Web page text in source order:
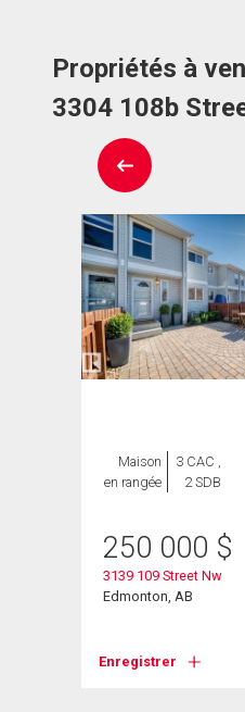
Propriétés à
3304 108b
Maison
en rangée
3 CAC ,
2 SDB
250 000 $
3139 109 Street Nw
Edmonton, AB
Enregistrer